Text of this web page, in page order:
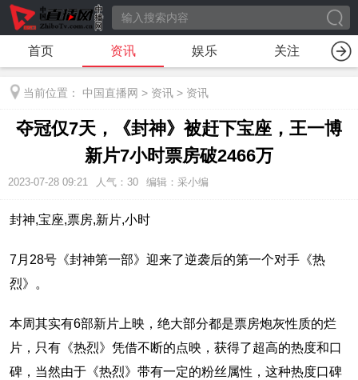
首页 资讯 娱乐 关注
当前位置： 中国直播网 > 资讯 > 资讯
夺冠仅7天，《封神》被赶下宝座，王一博
新片7小时票房破2466万
2023-07-28 09:21 人气： 30 编辑：采小编
封神,宝座,票房,新片,小时
7月28号《封神第一部》迎来了逆袭后的第一个对手《热
烈》。
本周其实有6部新片上映，绝大部分都是票房炮灰性质的烂
片，只有《热烈》凭借不断的点映，获得了超高的热度和口
碑，当然由于《热烈》带有一定的粉丝属性，这种热度口碑